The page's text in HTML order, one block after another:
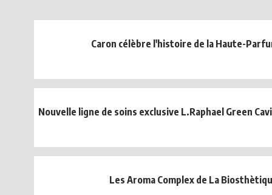
Caron célèbre l'histoire de la Haute-
Nouvelle ligne de soins exclusive L.Raphael Green
Les Aroma Complex de La